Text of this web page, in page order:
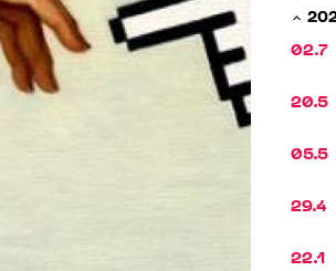
02.7
20.5
05.5
29.4
22.1